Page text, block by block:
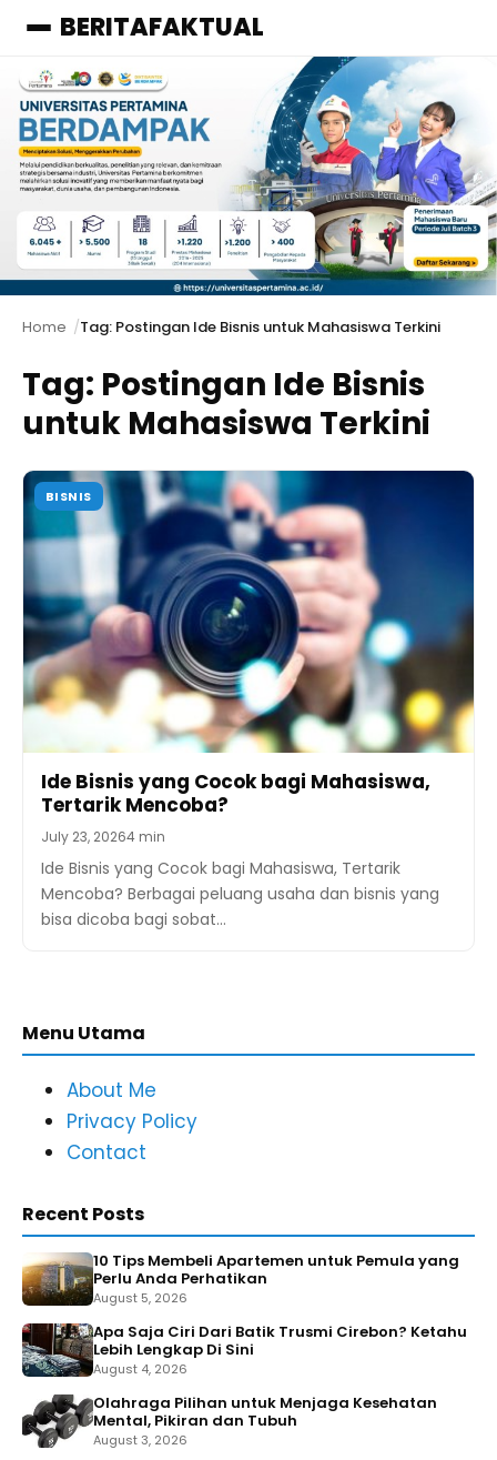
MenuBERITAFAKTUAL
Home Tag: Postingan Ide Bisnis untuk Mahasiswa Terkini
Tag: Postingan Ide Bisnis
untuk Mahasiswa Terkini
BISNIS
Ide Bisnis yang Cocok bagi Mahasiswa,
Tertarik Mencoba?
July 23, 20264 min
Ide Bisnis yang Cocok bagi Mahasiswa, Tertarik
Mencoba? Berbagai peluang usaha dan bisnis yang
bisa dicoba bagi sobat…
Menu Utama
About Me
Privacy Policy
Contact
Recent Posts
10 Tips Membeli Apartemen untuk Pemula yang
Perlu Anda Perhatikan
August 5, 2026
Apa Saja Ciri Dari Batik Trusmi Cirebon? Ketahu
Lebih Lengkap Di Sini
August 4, 2026
Olahraga Pilihan untuk Menjaga Kesehatan
Mental, Pikiran dan Tubuh
August 3, 2026